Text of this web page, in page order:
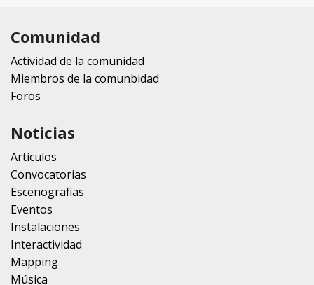
Comunidad
Actividad de la comunidad
Miembros de la comunbidad
Foros
Noticias
Artículos
Convocatorias
Escenografias
Eventos
Instalaciones
Interactividad
Mapping
Música